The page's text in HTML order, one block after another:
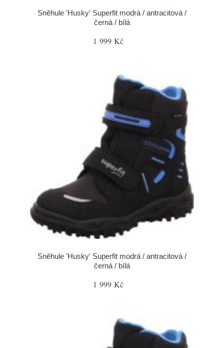
Sněhule 'Husky' Superfit modrá / antracitová /
černá / bílá
1 999 Kč
Sněhule 'Husky' Superfit modrá / antracitová /
černá / bílá
1 999 Kč